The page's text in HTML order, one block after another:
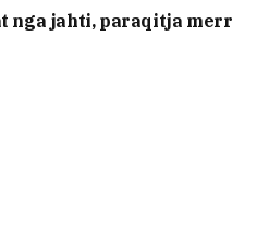
nga jahti, paraqitja merr